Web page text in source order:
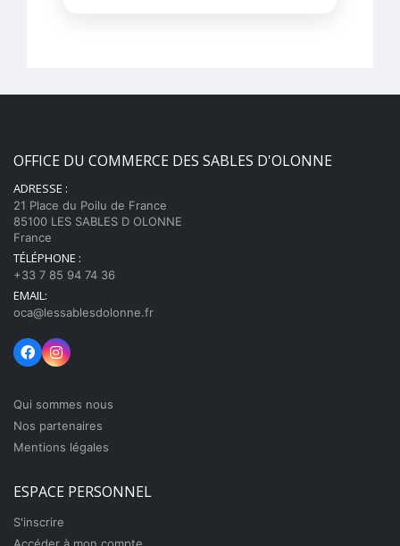
OFFICE DU COMMERCE DES SABLES D'OLONNE
ADRESSE :
21 Place du Poilu de France
85100 LES SABLES D OLONNE
France
TÉLÉPHONE :
+33 7 85 94 74 36
EMAIL:
oca@lessablesdolonne.fr
Qui sommes nous
Nos partenaires
Mentions légales
ESPACE PERSONNEL
S'inscrire